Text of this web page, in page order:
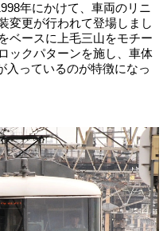
年にかけて、車両のリニ
変更が行われて登場しまし
ベースに上毛三山をモチー
ックパターンを施し、車体
入っているのが特徴になっ